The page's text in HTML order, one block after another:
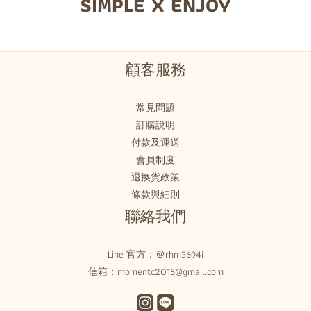
顧客服務
常見問題
訂購說明
付款及運送
會員制度
退換貨政策
條款與細則
聯絡我們
Line 官方： ＠rhm3694i
信箱：momentc2015@gmail.com